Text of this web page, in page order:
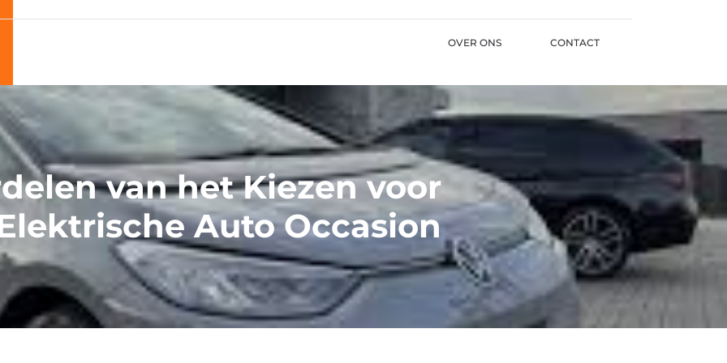
OVER ONS CONTACT
van het Kiezen voor
Auto Occasion